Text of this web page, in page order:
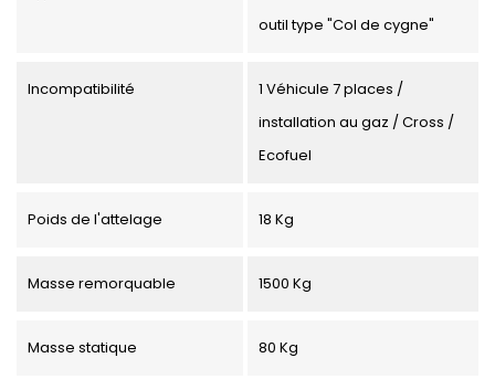
outil type "Col de cygne"
Incompatibilité
1 Véhicule 7 places /
installation au gaz / Cross /
Ecofuel
Poids de l'attelage 18 Kg
Masse remorquable 1500 Kg
Masse statique 80 Kg